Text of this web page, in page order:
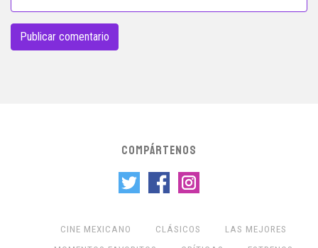
COMPÁRTENOS
CINE MEXICANO CLÁSICOS
LAS MEJORES